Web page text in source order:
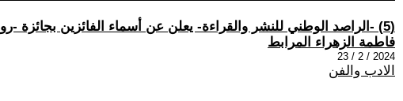
(5) -الراصد الوطني للنشر والقراءة- يعلن عن أسماء الفائزين بجائزة -رونق- العربية للقصة القصيرة (دورة 2024)
فاطمة الزهراء المرابط
2024 / 2 / 23
الادب والفن